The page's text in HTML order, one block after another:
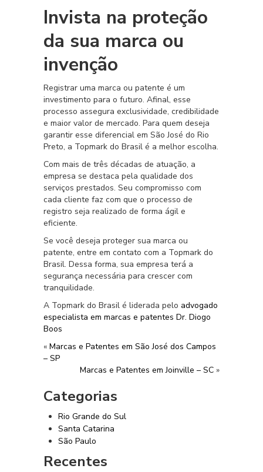
Invista na proteção
da sua marca ou
invenção
Registrar uma marca ou patente é um
investimento para o futuro. Afinal, esse
processo assegura exclusividade, credibilidade
e maior valor de mercado. Para quem deseja
garantir esse diferencial em São José do Rio
Preto, a Topmark do Brasil é a melhor escolha.
Com mais de três décadas de atuação, a
empresa se destaca pela qualidade dos
serviços prestados. Seu compromisso com
cada cliente faz com que o processo de
registro seja realizado de forma ágil e
eficiente.
Se você deseja proteger sua marca ou
patente, entre em contato com a Topmark do
Brasil. Dessa forma, sua empresa terá a
segurança necessária para crescer com
tranquilidade.
A Topmark do Brasil é liderada pelo advogado
especialista em marcas e patentes Dr. Diogo
Boos
« Marcas e Patentes em São José dos Campos
– SP
Marcas e Patentes em Joinville – SC »
Categorias
Rio Grande do Sul
Santa Catarina
São Paulo
Recentes